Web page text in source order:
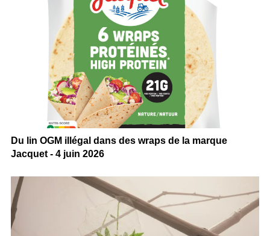
Du lin OGM illégal dans des wraps de la marque
Jacquet - 4 juin 2026